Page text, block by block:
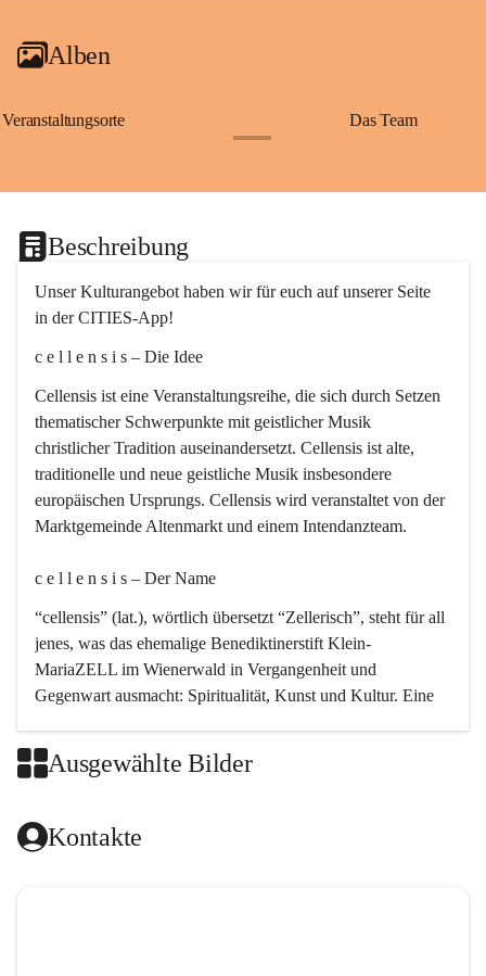
Alben
Veranstaltungsorte Das Team
Beschreibung
Unser Kulturangebot haben wir für euch auf unserer Seite
in der CITIES-App!
c e l l e n s i s – Die Idee
Cellensis ist eine Veranstaltungsreihe, die sich durch Setzen
thematischer Schwerpunkte mit geistlicher Musik
christlicher Tradition auseinandersetzt. Cellensis ist alte,
traditionelle und neue geistliche Musik insbesondere
europäischen Ursprungs. Cellensis wird veranstaltet von der
Marktgemeinde Altenmarkt und einem Intendanzteam.
c e l l e n s i s – Der Name
“cellensis” (lat.), wörtlich übersetzt “Zellerisch”, steht für all
jenes, was das ehemalige Benediktinerstift Klein-
MariaZELL im Wienerwald in Vergangenheit und
Gegenwart ausmacht: Spiritualität, Kunst und Kultur. Eine
Kirchenmusik, dem kunstvollen Lob Gottes.
Das kirchenmusikalische Festival Cellensis wird seit dem
Ausgewählte Bilder
Kontakte